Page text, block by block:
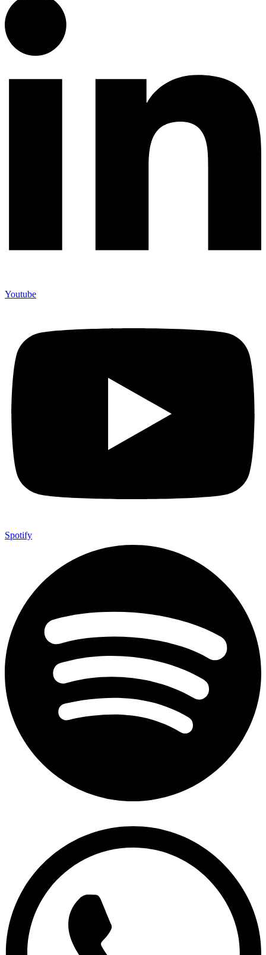
Youtube
Spotify